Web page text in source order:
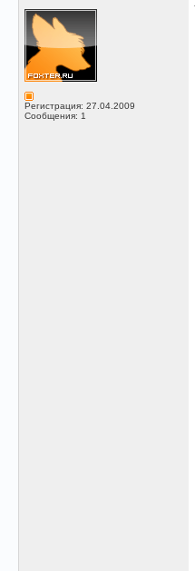
Регистрация: 27.04.2009
Сообщения: 1